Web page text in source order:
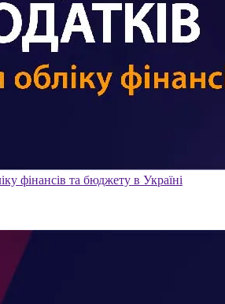
фінансів та бюджету в Україні